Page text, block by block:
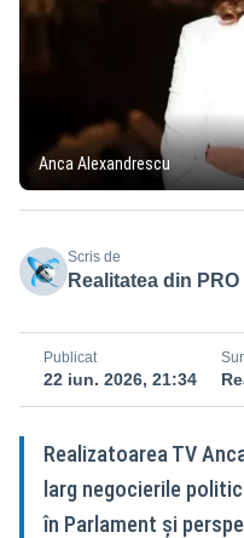
Anca Alexandrescu
Scris de
Realitatea din PRO
Publicat
22 iun. 2026, 21:34
Realizatoarea TV
larg negocierile
în Parlament și